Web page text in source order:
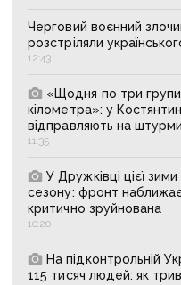
Черговий воєнний
розстріляли
12:43
«Щодня по три групи
кілометра»: у
відправляють на
11:35
У Дружківці цієї
сезону: фронт
критично зруйнована
10:20
На підконтрольній
115 тисяч людей: як